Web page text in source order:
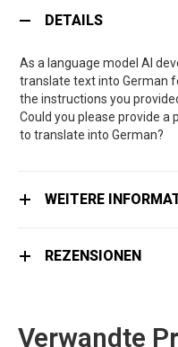
DETAILS
As a language model AI
translate text into German
the instructions you
Could you please provide a
to translate into German?
WEITERE
REZENSIONEN
Verwandte